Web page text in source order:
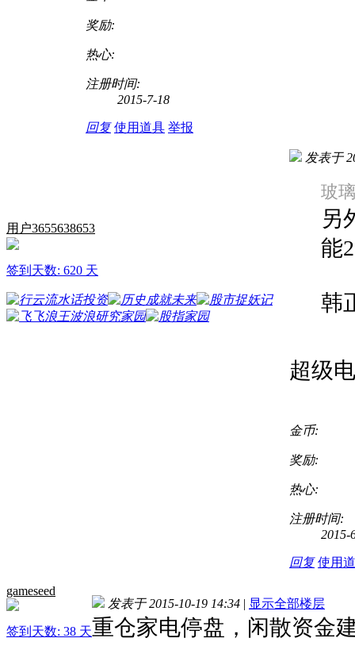
奖励:
热心:
注册时间:
2015-7-18
回复 使用道具 举报
用户3655638653
签到天数: 620 天
发表于
玻
另
能
韩
超级
金币:
奖励:
热心:
注册时间:
2015-
回复 使用
gameseed
签到天数: 38 天
发表于 2015-10-19 14:34 | 显示全部楼层
重仓家电停盘，闲散资金